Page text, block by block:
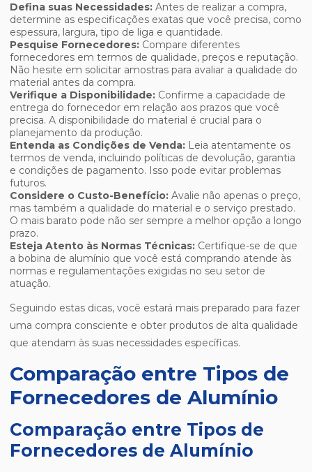
Defina suas Necessidades: Antes de realizar a compra,
determine as especificações exatas que você precisa, como
espessura, largura, tipo de liga e quantidade.
Pesquise Fornecedores: Compare diferentes
fornecedores em termos de qualidade, preços e reputação.
Não hesite em solicitar amostras para avaliar a qualidade do
material antes da compra.
Verifique a Disponibilidade: Confirme a capacidade de
entrega do fornecedor em relação aos prazos que você
precisa. A disponibilidade do material é crucial para o
planejamento da produção.
Entenda as Condições de Venda: Leia atentamente os
termos de venda, incluindo políticas de devolução, garantia
e condições de pagamento. Isso pode evitar problemas
futuros.
Considere o Custo-Benefício: Avalie não apenas o preço,
mas também a qualidade do material e o serviço prestado.
O mais barato pode não ser sempre a melhor opção a longo
prazo.
Esteja Atento às Normas Técnicas: Certifique-se de que
a bobina de alumínio que você está comprando atende às
normas e regulamentações exigidas no seu setor de
atuação.
Seguindo estas dicas, você estará mais preparado para fazer
uma compra consciente e obter produtos de alta qualidade
que atendam às suas necessidades específicas.
Comparação entre Tipos de
Fornecedores de Alumínio
Comparação entre Tipos de
Fornecedores de Alumínio